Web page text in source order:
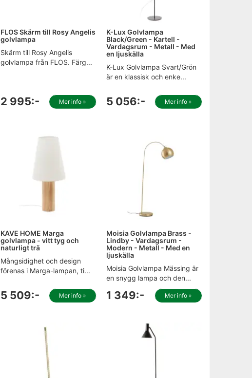
FLOS Skärm till Rosy Angelis
golvlampa
Skärm till Rosy Angelis
golvlampa från FLOS. Färg...
2 995:- Mer info »
K-Lux Golvlampa
Black/Green - Kartell -
Vardagsrum - Metall - Med
en ljuskälla
K-Lux Golvlampa Svart/Grön
är en klassisk och enke...
5 056:- Mer info »
KAVE HOME Marga
golvlampa - vitt tyg och
naturligt trä
Mångsidighet och design
förenas i Marga-lampan, ti...
5 509:- Mer info »
Moisia Golvlampa Brass -
Lindby - Vardagsrum -
Modern - Metall - Med en
ljuskälla
Moisia Golvlampa Mässing är
en snygg lampa och den...
1 349:- Mer info »